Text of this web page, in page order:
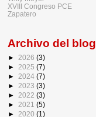
XVIII Congreso PCE
Zapatero
Archivo del blog
► 2026 (3)
► 2025 (7)
► 2024 (7)
► 2023 (3)
► 2022 (3)
► 2021 (5)
► 2020 (1)